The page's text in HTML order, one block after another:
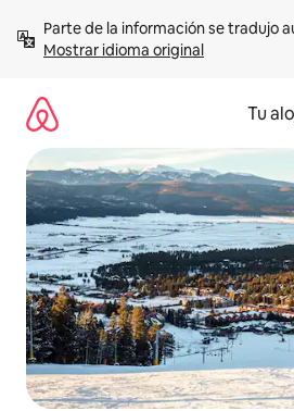
contenidoMostrar idioma original
Tu